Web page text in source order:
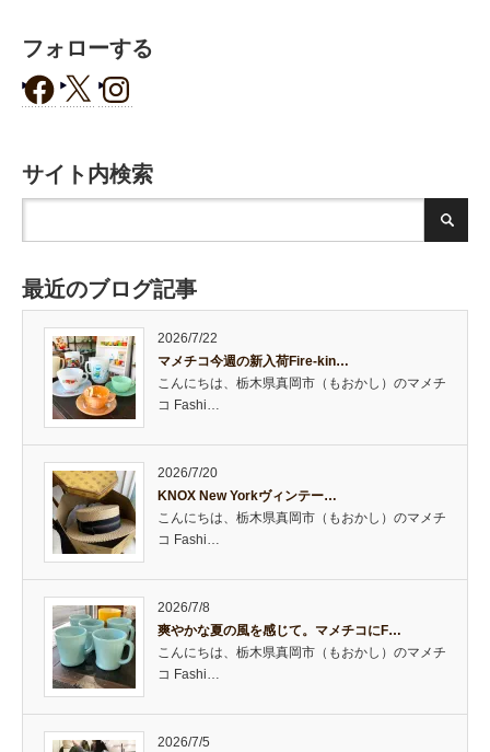
フォローする
サイト内検索
最近のブログ記事
2026/7/22
マメチコ今週の新入荷Fire-kin…
こんにちは、栃木県真岡市（もおかし）のマメチ
コ Fashi…
2026/7/20
KNOX New Yorkヴィンテー…
こんにちは、栃木県真岡市（もおかし）のマメチ
コ Fashi…
2026/7/8
爽やかな夏の風を感じて。マメチコにF…
こんにちは、栃木県真岡市（もおかし）のマメチ
コ Fashi…
2026/7/5